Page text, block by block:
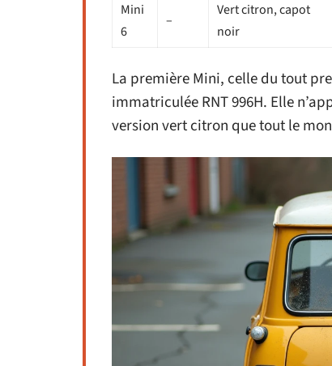
Mini
6
–
Vert citron, capot
noir
La première Mini, celle du tout
immatriculée RNT 996H. Elle
version vert citron que tout le